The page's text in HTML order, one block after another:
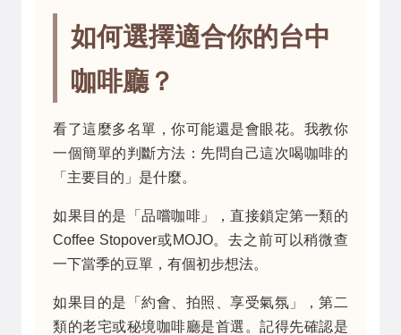
如何選擇適合你的台中
咖啡廳？
看了這麼多名單，你可能還是會眼花。我教你
一個簡單的判斷方法：先問自己這次喝咖啡的
「主要目的」是什麼。
如果目的是「品嚐咖啡」，直接鎖定第一類的
Coffee Stopover或MOJO。去之前可以稍微查
一下當季的豆單，有個初步想法。
如果目的是「約會、拍照、享受氣氛」，第二
類的老宅或秘境咖啡廳是首選。記得先確認是